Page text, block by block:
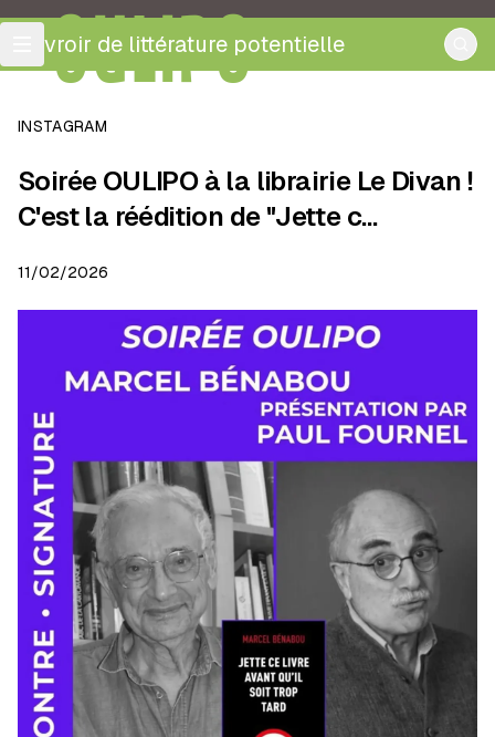
OULIPO
ouvroir de littérature potentielle
INSTAGRAM
Soirée OULIPO à la librairie Le Divan !
C'est la réédition de "Jette c…
11/02/2026